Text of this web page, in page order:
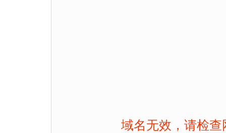
域名无效，请检